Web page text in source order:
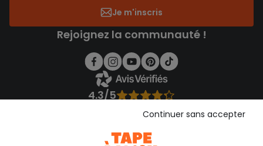
Je m'inscris
Rejoignez la communauté !
4.3/5
Voir l’attestation de confiance
Téléchargez notre application
Continuer sans accepter